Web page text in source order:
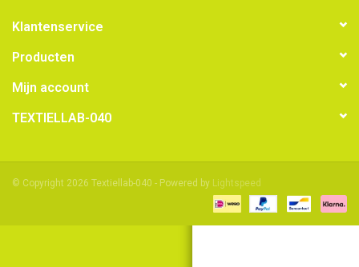
Klantenservice
Producten
Mijn account
TEXTIELLAB-040
© Copyright 2026 Textiellab-040 - Powered by Lightspeed